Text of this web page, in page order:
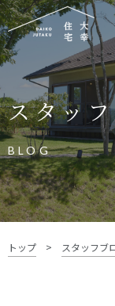
新築・リノベ
家づくりの考え方
施工事例
お客様の声
リフォーム・リノベ
土地をお探し
スタッ
BLOG
トップ > スタッフブ